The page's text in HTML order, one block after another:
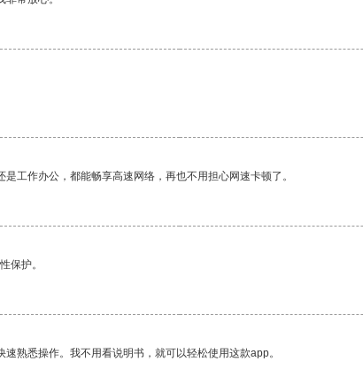
工作办公，都能畅享高速网络，再也不用担心网速卡顿了。
保护。
熟悉操作。我不用看说明书，就可以轻松使用这款app。